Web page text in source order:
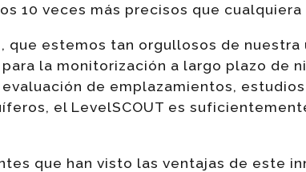
10 veces más precisos que
que estemos tan orgullosos de nuestra
la monitorización a largo plazo de
de emplazamientos,
el LevelSCOUT es
que han visto las ventajas de este